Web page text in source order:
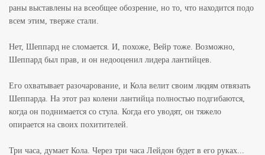
раны выставлены на всеобщее обозрение, но то, что находится подо
всем этим, тверже стали.
Нет, Шеппард не сломается. И, похоже, Вейр тоже. Возможно,
Шеппард был прав, и он недооценил лидера лантийцев.
Его охватывает разочарование, и Кола велит своим людям отвязать
Шеппарда. На этот раз колени лантийца полностью подгибаются,
когда он поднимается со стула. Когда его уводят, он тяжело
опирается на своих похитителей.
Три часа, думает Кола. Через три часа Лейдон будет в его руках...